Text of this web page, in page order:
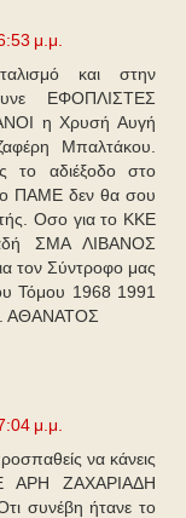
μ.μ.
και στην
ΕΦΟΠΛΙΣΤΕΣ
η Χρυσή Αυγή
Μπαλτάκου.
το αδιέξοδο στο
ΠΑΜΕ δεν θα σου
Οσο για το ΚΚΕ
ΣΜΑ ΛΙΒΑΝΟΣ
τον Σύντροφο μας
Τόμου 1968 1991
ΑΘΑΝΑΤΟΣ
μ.μ.
να κάνεις
ΑΡΗ ΖΑΧΑΡΙΑΔΗ
συνέβη ήτανε το